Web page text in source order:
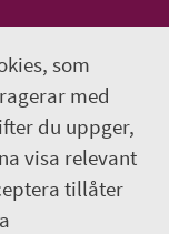
som
med
du uppger,
visa relevant
tillåter